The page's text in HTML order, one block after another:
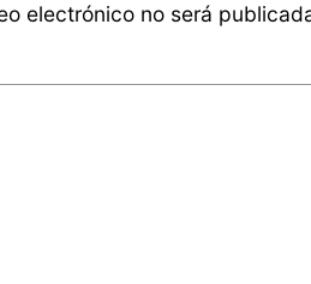
electrónico no será